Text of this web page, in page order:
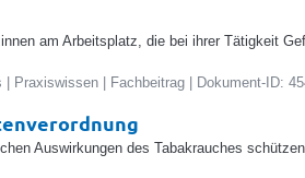
am Arbeitsplatz, die bei ihrer Tätigkeit
| Praxiswissen | Fachbeitrag | Dokument-ID:
Auswirkungen des Tabakrauches